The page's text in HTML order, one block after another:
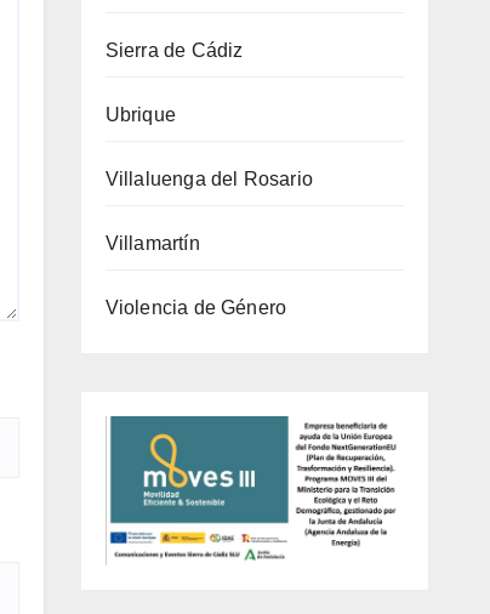
Sierra de Cádiz
Ubrique
Villaluenga del Rosario
Villamartín
Violencia de Género